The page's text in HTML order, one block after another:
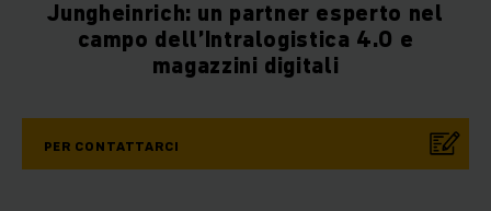
Jungheinrich: un partner esperto nel
campo dell’Intralogistica 4.0 e
magazzini digitali
PER CONTATTARCI